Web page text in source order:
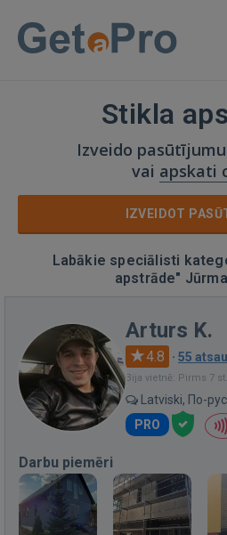
Stikla
Izveido pasūtījumu
vai apskati
IZVEIDOT
Labākie speciālisti
apstrāde"
Arturs K.
4.8 · 55
Bija vietnē: Pirms 7 st.
Latviski, По-
PRO
Darbu piemēri